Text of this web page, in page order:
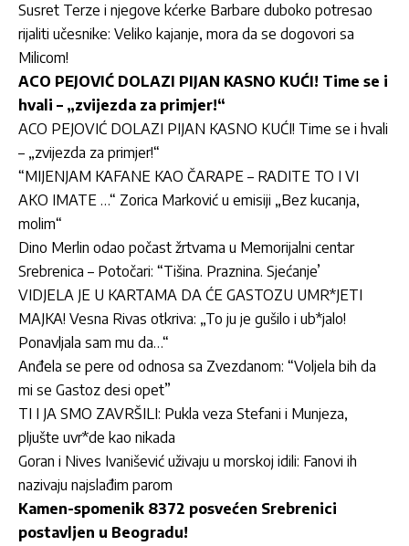
Susret Terze i njegove kćerke Barbare duboko potresao
rijaliti učesnike: Veliko kajanje, mora da se dogovori sa
Milicom!
ACO PEJOVIĆ DOLAZI PIJAN KASNO KUĆI! Time se i
hvali – „zvijezda za primjer!“
ACO PEJOVIĆ DOLAZI PIJAN KASNO KUĆI! Time se i hvali
– „zvijezda za primjer!“
“MIJENJAM KAFANE KAO ČARAPE – RADITE TO I VI
AKO IMATE …“ Zorica Marković u emisiji „Bez kucanja,
molim“
Dino Merlin odao počast žrtvama u Memorijalni centar
Srebrenica – Potočari: “Tišina. Praznina. Sjećanje’
VIDJELA JE U KARTAMA DA ĆE GASTOZU UMR*JETI
MAJKA! Vesna Rivas otkriva: „To ju je gušilo i ub*jalo!
Ponavljala sam mu da…“
Anđela se pere od odnosa sa Zvezdanom: “Voljela bih da
mi se Gastoz desi opet”
TI I JA SMO ZAVRŠILI: Pukla veza Stefani i Munjeza,
pljušte uvr*de kao nikada
Goran i Nives Ivanišević uživaju u morskoj idili: Fanovi ih
nazivaju najslađim parom
Kamen-spomenik 8372 posvećen Srebrenici
postavljen u Beogradu!